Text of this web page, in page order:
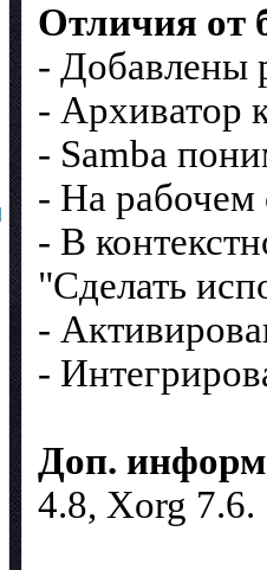
Отличия от
- Добавлены
- Архиватор
- Samba
- На рабочем
- В
"Сделать
-
-
Доп.
4.8, Xorg 7.6.